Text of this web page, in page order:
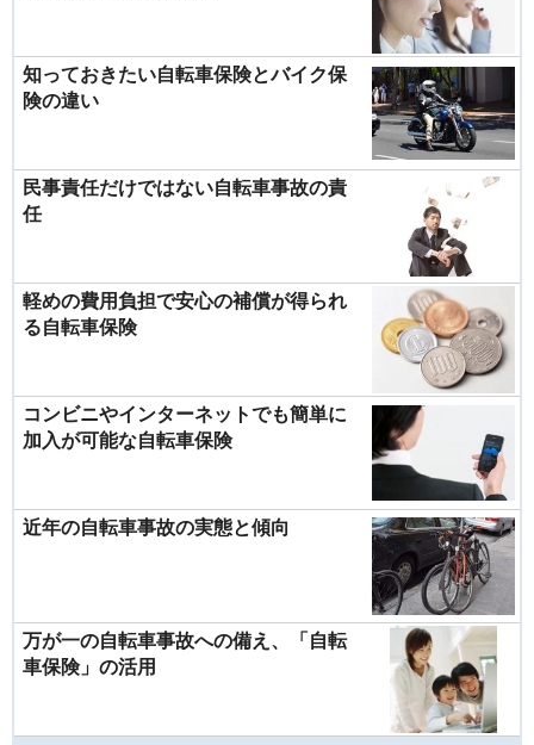
知っておきたい自転車保険とバイク保
険の違い
民事責任だけではない自転車事故の責
任
軽めの費用負担で安心の補償が得られ
る自転車保険
コンビニやインターネットでも簡単に
加入が可能な自転車保険
近年の自転車事故の実態と傾向
万が一の自転車事故への備え、「自転
車保険」の活用